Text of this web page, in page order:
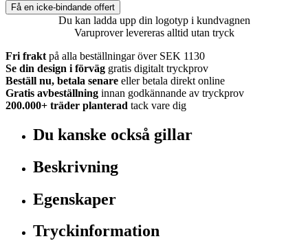
Få en icke-bindande offert
Du kan ladda upp din logotyp i kundvagnen
Varuprover levereras alltid utan tryck
Fri frakt på alla beställningar över SEK 1130
Se din design i förväg gratis digitalt tryckprov
Beställ nu, betala senare eller betala direkt online
Gratis avbeställning innan godkännande av tryckprov
200.000+ träder planterad tack vare dig
Du kanske också gillar
Beskrivning
Egenskaper
Tryckinformation